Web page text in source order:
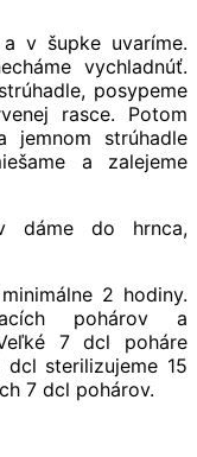
v šupke uvaríme.
vychladnúť.
posypeme
rasce. Potom
jemnom strúhadle
a zalejeme
dáme do hrnca,
2 hodiny.
pohárov a
7 dcl poháre
sterilizujeme 15
7 dcl pohárov.